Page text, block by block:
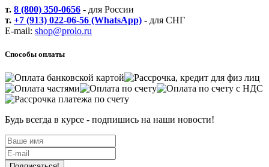
т. 8 (800) 350-0656 - для России
т. +7 (913) 022-06-56 (WhatsApp) - для СНГ
E-mail: shop@prolo.ru
Способы оплаты
Будь всегда в курсе - подпишись на наши новости!